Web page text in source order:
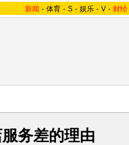
新闻 - 体育 - S - 娱乐 - V - 财经
务差的理由